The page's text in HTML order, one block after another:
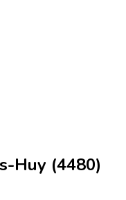
Huy (4480)